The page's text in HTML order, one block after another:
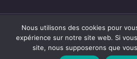
© 2026 . Powered by
Nous utilisons des cookies pour
expérience sur notre site web. Si
site, nous supposerons que